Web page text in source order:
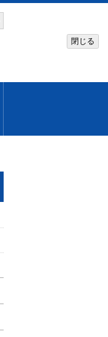
閉じる